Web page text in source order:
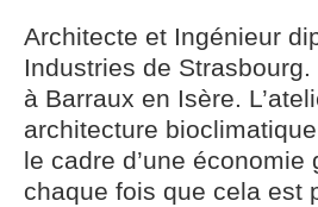
Architecte et Ingénieur
Industries de
à Barraux en Isère.
architecture
le cadre d’une
chaque fois que cela est